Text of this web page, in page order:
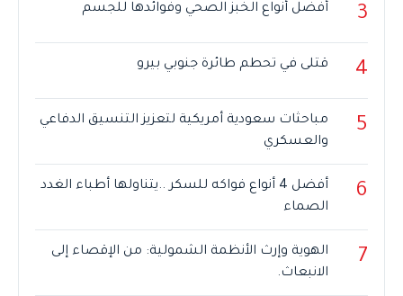
3 أفضل أنواع الخبز الصحي وفوائدها للجسم
4 قتلى في تحطم طائرة جنوبي بيرو
5
مباحثات سعودية أمريكية لتعزيز التنسيق الدفاعي
والعسكري
6
أفضل 4 أنواع فواكه للسكر ..يتناولها أطباء الغدد
الصماء
7
الهوية وإرث الأنظمة الشمولية: من الإقصاء إلى
الانبعاث.